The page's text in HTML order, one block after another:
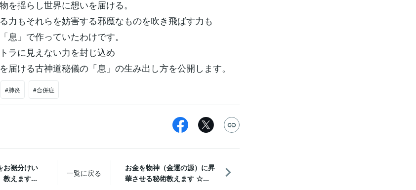
を揺らし世界に想いを届ける。
力もそれらを妨害する邪魔なものを吹き飛ばす力も
息」で作っていたわけです。
ラに見えない力を封じ込め
届ける古神道秘儀の「息」の生み出し方を公開します。
#肺炎 #合併症
お裾分けい
教えます...
一覧に戻る
お金を物神（金運の源）に昇
華させる秘術教えます ☆...